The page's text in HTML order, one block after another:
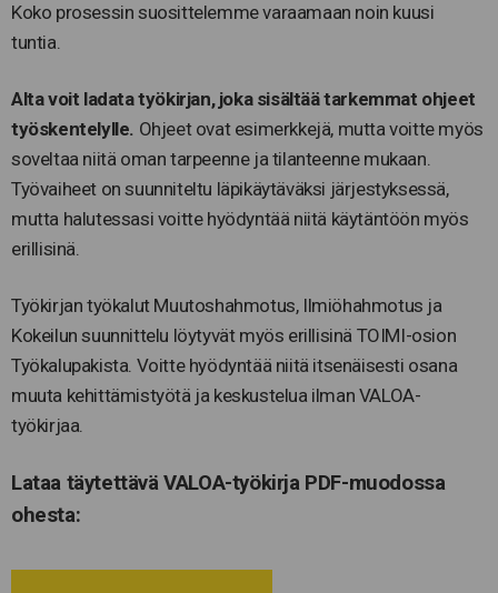
Koko prosessin suosittelemme varaamaan noin kuusi
tuntia.
Alta voit ladata työkirjan, joka sisältää tarkemmat ohjeet
työskentelylle. Ohjeet ovat esimerkkejä, mutta voitte myös
soveltaa niitä oman tarpeenne ja tilanteenne mukaan.
Työvaiheet on suunniteltu läpikäytäväksi järjestyksessä,
mutta halutessasi voitte hyödyntää niitä käytäntöön myös
erillisinä.
Työkirjan työkalut Muutoshahmotus, Ilmiöhahmotus ja
Kokeilun suunnittelu löytyvät myös erillisinä TOIMI-osion
Työkalupakista. Voitte hyödyntää niitä itsenäisesti osana
muuta kehittämistyötä ja keskustelua ilman VALOA-
työkirjaa.
Lataa täytettävä VALOA-työkirja PDF-muodossa
ohesta: